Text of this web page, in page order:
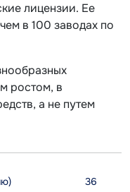
лицензии. Ее
в 100 заводах по
ростом, в
а не путем